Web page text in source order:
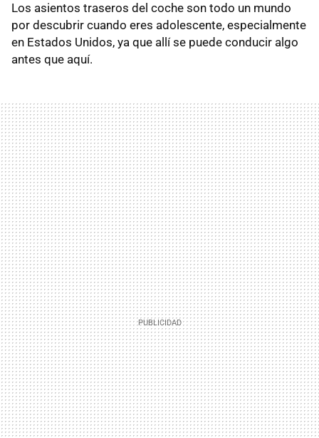
Los asientos traseros del coche son todo un mundo
por descubrir cuando eres adolescente, especialmente
en Estados Unidos, ya que allí se puede conducir algo
antes que aquí.